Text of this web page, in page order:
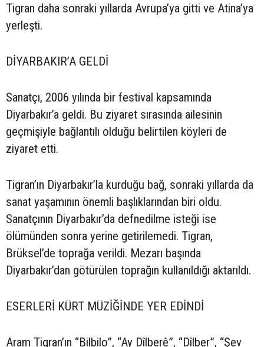
Tigran daha sonraki yıllarda Avrupa’ya gitti ve Atina’ya
yerleşti.
DİYARBAKIR’A GELDİ
Sanatçı, 2006 yılında bir festival kapsamında
Diyarbakır’a geldi. Bu ziyaret sırasında ailesinin
geçmişiyle bağlantılı olduğu belirtilen köyleri de
ziyaret etti.
Tigran’ın Diyarbakır’la kurduğu bağ, sonraki yıllarda da
sanat yaşamının önemli başlıklarından biri oldu.
Sanatçının Diyarbakır’da defnedilme isteği ise
ölümünden sonra yerine getirilemedi. Tigran,
Brüksel’de toprağa verildi. Mezarı başında
Diyarbakır’dan götürülen toprağın kullanıldığı aktarıldı.
ESERLERİ KÜRT MÜZİĞİNDE YER EDİNDİ
Aram Tigran’ın “Bilbilo”, “Ay Dîlberê”, “Dîlber”, “Şev